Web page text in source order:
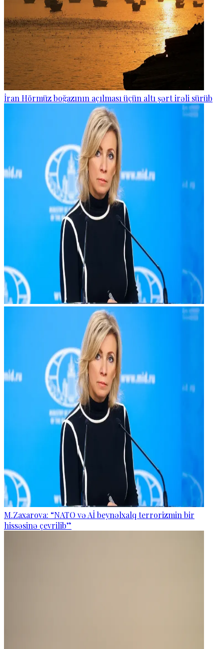
İran Hörmüz boğazının açılması üçün altı şərt irəli sürüb
M.Zaxarova: “NATO və Aİ beynəlxalq terrorizmin bir
hissəsinə çevrilib”